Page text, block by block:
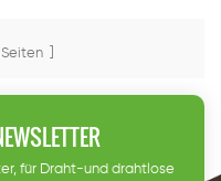
Seiten ]
für Draht-und drahtlose